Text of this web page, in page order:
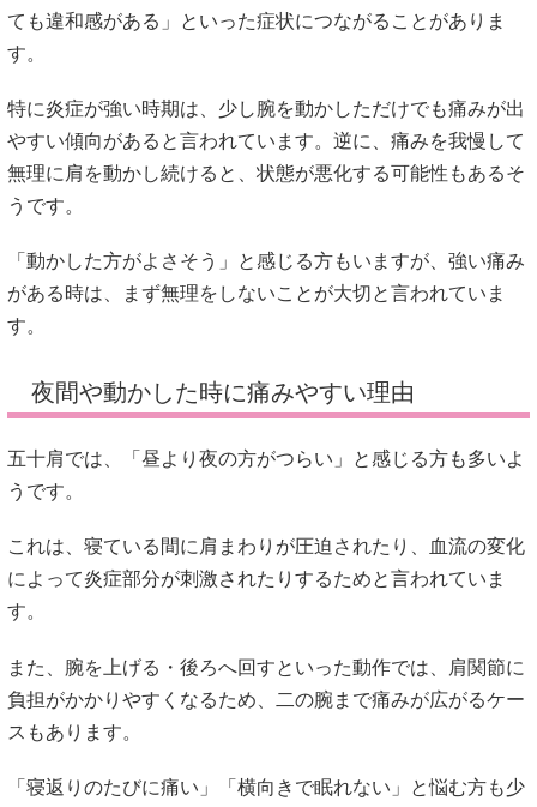
ても違和感がある」といった症状につながることがありま
す。
特に炎症が強い時期は、少し腕を動かしただけでも痛みが出
やすい傾向があると言われています。逆に、痛みを我慢して
無理に肩を動かし続けると、状態が悪化する可能性もあるそ
うです。
「動かした方がよさそう」と感じる方もいますが、強い痛み
がある時は、まず無理をしないことが大切と言われていま
す。
夜間や動かした時に痛みやすい理由
五十肩では、「昼より夜の方がつらい」と感じる方も多いよ
うです。
これは、寝ている間に肩まわりが圧迫されたり、血流の変化
によって炎症部分が刺激されたりするためと言われていま
す。
また、腕を上げる・後ろへ回すといった動作では、肩関節に
負担がかかりやすくなるため、二の腕まで痛みが広がるケー
スもあります。
「寝返りのたびに痛い」「横向きで眠れない」と悩む方も少